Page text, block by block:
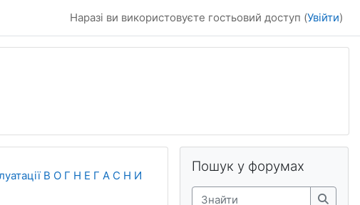
Наразі ви використовуєте гостьовий доступ (Увійти)
В О Г Н Е Г А С Н И
Блоки
Пошук у форумах
Знайти